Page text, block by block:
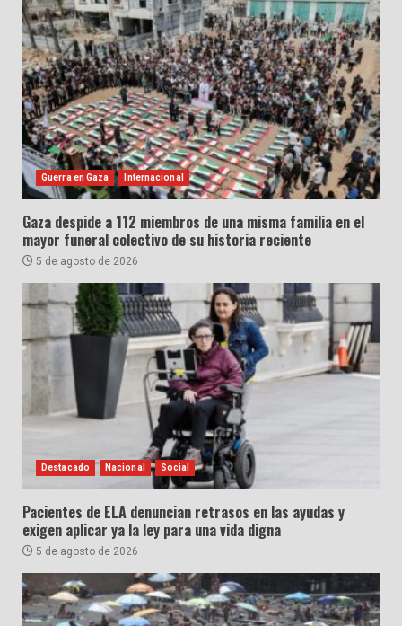
Guerra en Gaza Internacional
Gaza despide a 112 miembros de una misma familia en el
mayor funeral colectivo de su historia reciente
5 de agosto de 2026
Destacado Nacional Social
Pacientes de ELA denuncian retrasos en las ayudas y
exigen aplicar ya la ley para una vida digna
5 de agosto de 2026